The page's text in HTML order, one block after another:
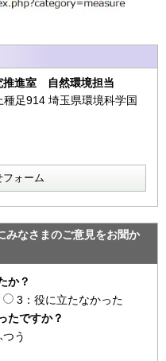
推進室 自然環境担当
足914 埼玉県環境科学国
フォーム
みなさまのご意見をお聞か
か？
3：役に立たなかった
たですか？
う